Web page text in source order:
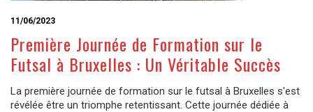
11/06/2023
Première Journée de Formation sur le
Futsal à Bruxelles : Un Véritable Succès
La première journée de formation sur le futsal à Bruxelles s'est
révélée être un triomphe retentissant. Cette journée dédiée à